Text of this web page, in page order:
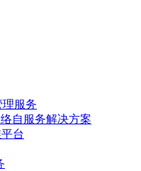
服务
自服务解决方案
台